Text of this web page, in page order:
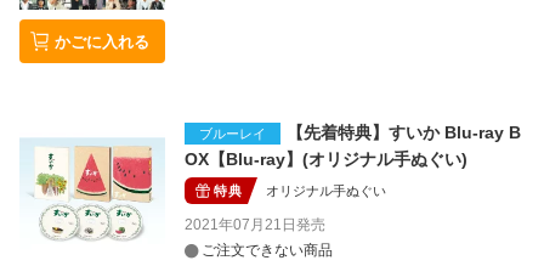
かごに入れる
ブルーレイ
【先着特典】すいか Blu-ray B
OX【Blu-ray】(オリジナル手ぬぐい)
特典 オリジナル手ぬぐい
2021年07月21日 発売
ご注文できない商品